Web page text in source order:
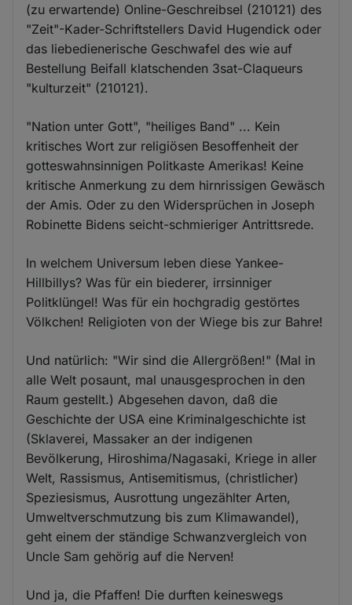
(zu erwartende) Online-Geschreibsel (210121) des
"Zeit"-Kader-Schriftstellers David Hugendick oder
das liebedienerische Geschwafel des wie auf
Bestellung Beifall klatschenden 3sat-Claqueurs
"kulturzeit" (210121).
"Nation unter Gott", "heiliges Band" ... Kein
kritisches Wort zur religiösen Besoffenheit der
gotteswahnsinnigen Politkaste Amerikas! Keine
kritische Anmerkung zu dem hirnrissigen Gewäsch
der Amis. Oder zu den Widersprüchen in Joseph
Robinette Bidens seicht-schmieriger Antrittsrede.
In welchem Universum leben diese Yankee-
Hillbillys? Was für ein biederer, irrsinniger
Politklüngel! Was für ein hochgradig gestörtes
Völkchen! Religioten von der Wiege bis zur Bahre!
Und natürlich: "Wir sind die Allergrößen!" (Mal in
alle Welt posaunt, mal unausgesprochen in den
Raum gestellt.) Abgesehen davon, daß die
Geschichte der USA eine Kriminalgeschichte ist
(Sklaverei, Massaker an der indigenen
Bevölkerung, Hiroshima/Nagasaki, Kriege in aller
Welt, Rassismus, Antisemitismus, (christlicher)
Speziesismus, Ausrottung ungezählter Arten,
Umweltverschmutzung bis zum Klimawandel),
geht einem der ständige Schwanzvergleich von
Uncle Sam gehörig auf die Nerven!
Und ja, die Pfaffen! Die durften keineswegs